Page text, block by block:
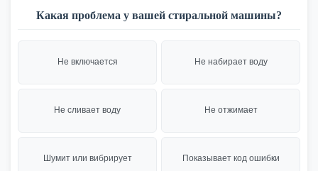
Какая проблема у вашей стиральной машины?
Не включается Не набирает воду
Не сливает воду Не отжимает
Шумит или вибрирует Показывает код ошибки